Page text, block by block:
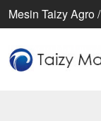
Mesin Taizy Agro